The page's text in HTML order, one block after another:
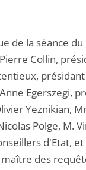
de la séance
Collin,
Egerszegi,
Yeznikian,
Polge, M.
d'Etat,
des